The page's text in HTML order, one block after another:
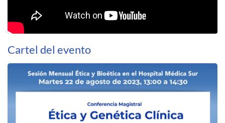
Cartel del evento